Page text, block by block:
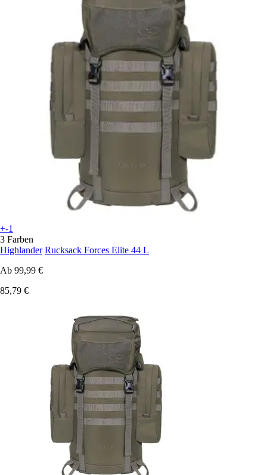
+-1
3 Farben
Highlander Rucksack Forces Elite 44 L
Ab 99,99 €
85,79 €